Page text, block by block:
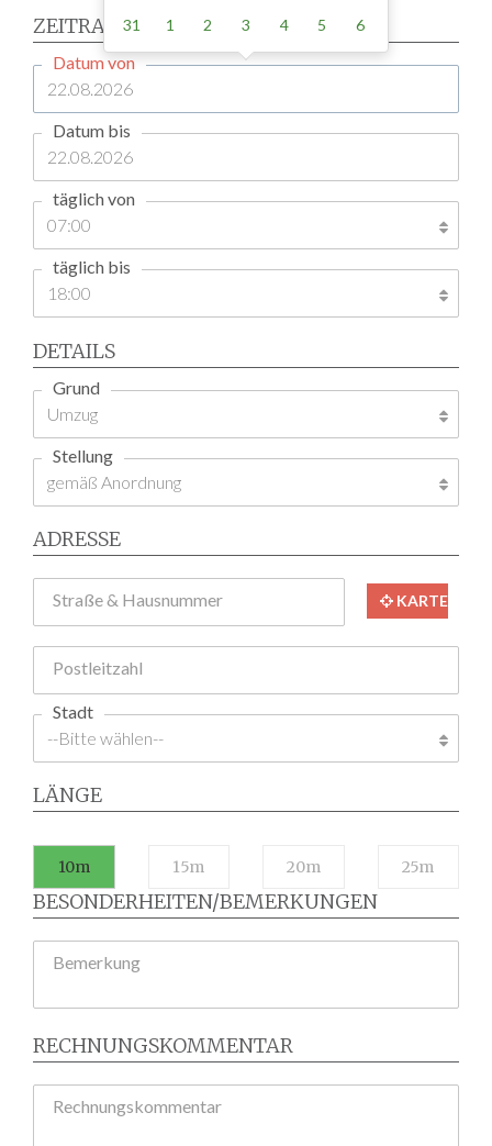
ZEITRAUM
Datum von
Datum bis
täglich von
täglich bis
DETAILS
Grund
Stellung
ADRESSE
Straße & Hausnummer KARTE
Postleitzahl
Stadt
LÄNGE
10m 15m 20m 25m
BESONDERHEITEN/BEMERKUNGEN
Bemerkung
RECHNUNGSKOMMENTAR
Rechnungskommentar
31
1 2 3 4 5 6